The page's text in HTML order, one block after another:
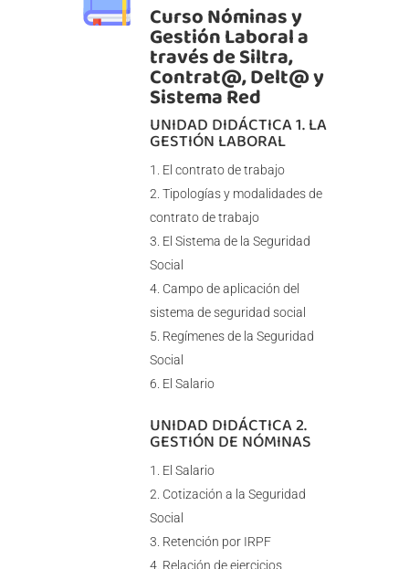
Curso Nóminas y
Gestión Laboral a
través de Siltra,
Contrat@, Delt@ y
Sistema Red
UNIDAD DIDÁCTICA 1. LA
GESTIÓN LABORAL
El contrato de trabajo
Tipologías y modalidades de
contrato de trabajo
El Sistema de la Seguridad
Social
Campo de aplicación del
sistema de seguridad social
Regímenes de la Seguridad
Social
El Salario
UNIDAD DIDÁCTICA 2.
GESTIÓN DE NÓMINAS
El Salario
Cotización a la Seguridad
Social
Retención por IRPF
Relación de ejercicios